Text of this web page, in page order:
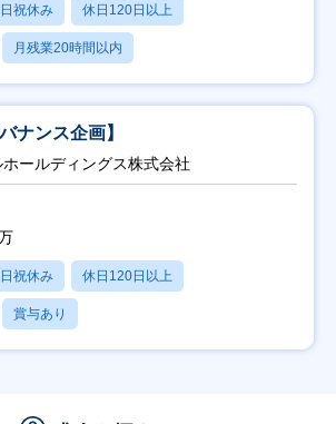
祝休み 休日120日以上
月残業20時間以内
ナンス企画】
ールディングス株式会社
祝休み 休日120日以上
賞与あり